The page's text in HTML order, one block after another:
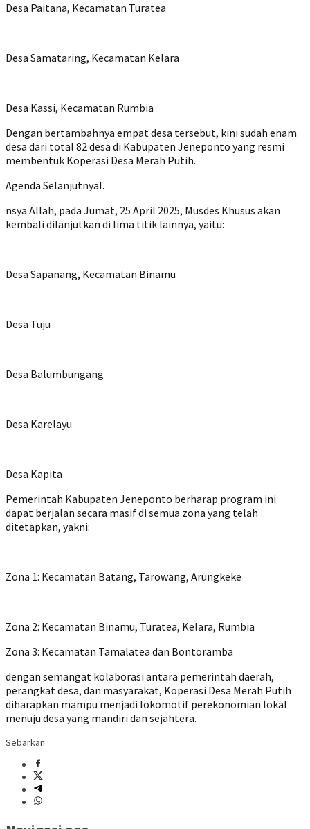
Desa Paitana, Kecamatan Turatea
Desa Samataring, Kecamatan Kelara
Desa Kassi, Kecamatan Rumbia
Dengan bertambahnya empat desa tersebut, kini sudah enam
desa dari total 82 desa di Kabupaten Jeneponto yang resmi
membentuk Koperasi Desa Merah Putih.
Agenda SelanjutnyaI.
nsya Allah, pada Jumat, 25 April 2025, Musdes Khusus akan
kembali dilanjutkan di lima titik lainnya, yaitu:
Desa Sapanang, Kecamatan Binamu
Desa Tuju
Desa Balumbungang
Desa Karelayu
Desa Kapita
Pemerintah Kabupaten Jeneponto berharap program ini
dapat berjalan secara masif di semua zona yang telah
ditetapkan, yakni:
Zona 1: Kecamatan Batang, Tarowang, Arungkeke
Zona 2: Kecamatan Binamu, Turatea, Kelara, Rumbia
Zona 3: Kecamatan Tamalatea dan Bontoramba
dengan semangat kolaborasi antara pemerintah daerah,
perangkat desa, dan masyarakat, Koperasi Desa Merah Putih
diharapkan mampu menjadi lokomotif perekonomian lokal
menuju desa yang mandiri dan sejahtera.
Sebarkan